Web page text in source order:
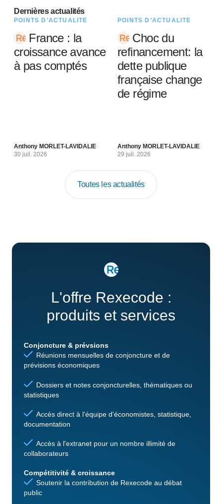
Dernières actualités
POINTS D’ACTUALITÉ
France : la
croissance avance
à pas comptés
Anthony MORLET-LAVIDALIE
30 juil. 2026
POINTS D’ACTUALITÉ
Choc du
refinancement: la
dette publique
française change
de régime
Anthony MORLET-LAVIDALIE
29 juil. 2026
Toutes les actualités
L'offre Rexecode :
produits et services
Conjoncture & prévsions
Réunions mensuelles de conjoncture et de
prévisions économiques
Dossiers et notes conjoncturelles, thématiques ou
statistiques
Accès direct à l'équipe d'économistes, statistique,
documentation
Accès à l'extranet pour un nombre illimité de
collaborateurs
Compétitivité & croissance
Soutenir la contribution de Rexecode au débat
public